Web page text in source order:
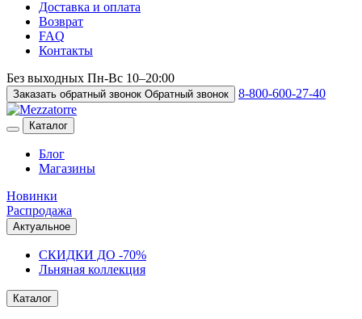
Доставка и оплата
Возврат
FAQ
Контакты
Без выходных Пн-Вс 10–20:00
Заказать обратный звонок Обратный звонок 8-800-600-27-40
Каталог
Блог
Магазины
Новинки
Распродажа
Актуальное
СКИДКИ ДО -70%
Льняная коллекция
Каталог